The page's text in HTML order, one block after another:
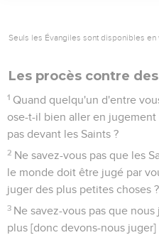
Seuls les Évangiles sont disponibles en
Les procès contre
1 Quand quelqu'un d'entre
ose-t-il bien aller en
pas devant les Saints ?
2 Ne savez-vous pas que les
le monde doit être jugé par
juger des plus petites choses ?
3 Ne savez-vous pas que
plus [donc devons-nous